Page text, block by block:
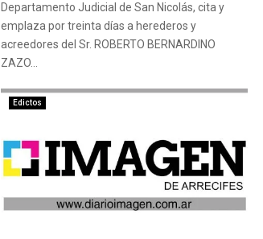
Departamento Judicial de San Nicolás, cita y
emplaza por treinta días a herederos y
acreedores del Sr. ROBERTO BERNARDINO
ZAZO...
Edictos